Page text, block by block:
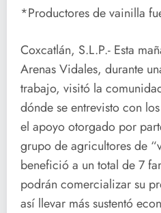
*Productores de vainilla
Coxcatlán, S.L.P.- Esta
Arenas Vidales, durante
trabajo, visitó la
dónde se entrevisto con
el apoyo otorgado por
grupo de agricultores de
benefició a un total de 7
podrán comercializar su
así llevar más sustentó